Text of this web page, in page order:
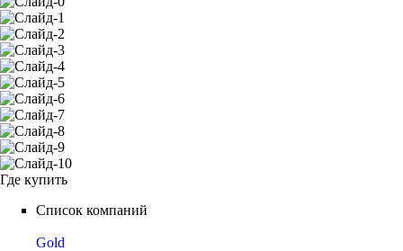
Где купить
Список компаний
Gold